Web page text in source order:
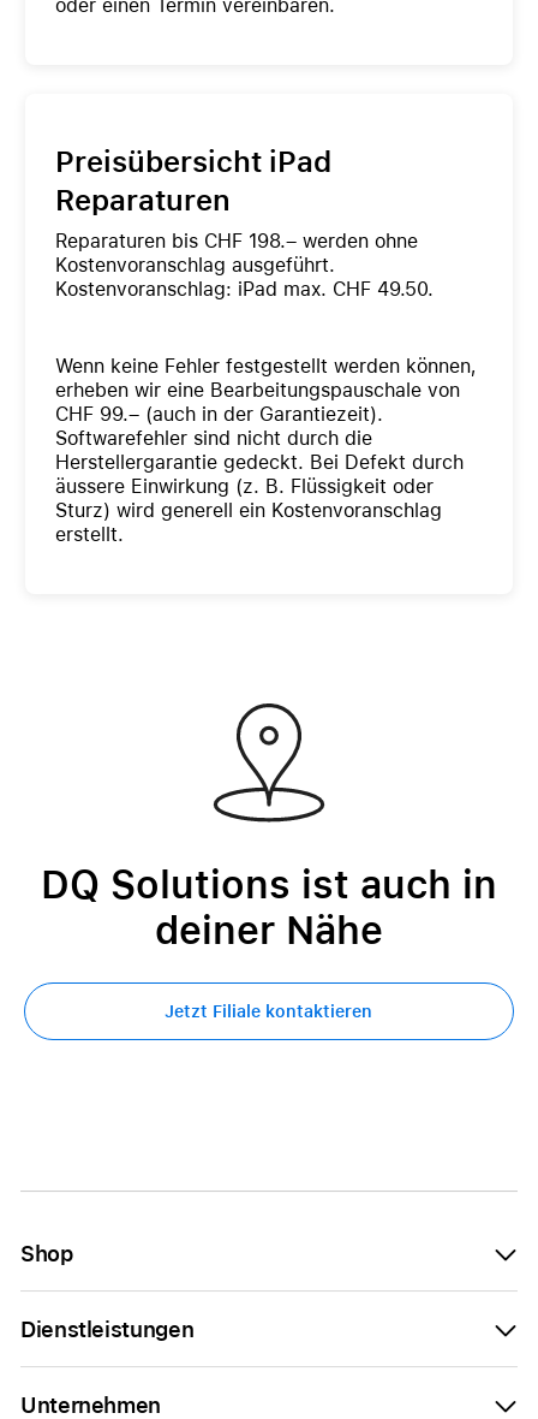
oder einen Termin vereinbaren.
Preisübersicht iPad
Reparaturen
Reparaturen bis CHF 198.– werden ohne
Kostenvoranschlag ausgeführt.
Kostenvoranschlag: iPad max. CHF 49.50.
Wenn keine Fehler festgestellt werden können,
erheben wir eine Bearbeitungspauschale von
CHF 99.– (auch in der Garantiezeit).
Softwarefehler sind nicht durch die
Herstellergarantie gedeckt. Bei Defekt durch
äussere Einwirkung (z. B. Flüssigkeit oder
Sturz) wird generell ein Kostenvoranschlag
erstellt.
DQ Solutions ist auch in
deiner Nähe
Jetzt Filiale kontaktieren
Shop
Dienstleistungen
Unternehmen